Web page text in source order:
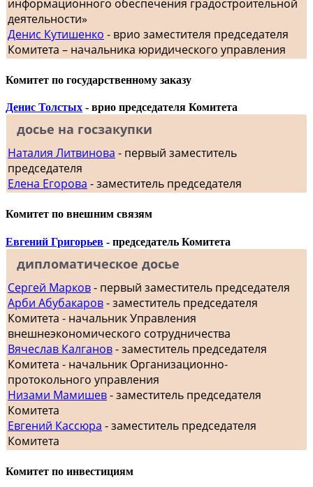
информационного обеспечения градостроительной
деятельности»
Денис Кутишенко - врио заместителя председателя
Комитета – начальника юридического управления
Комитет по государственному заказу
Денис Толстых - врио председателя Комитета
досье на госзакупки
Наталия Литвинова - первый заместитель
председателя
Елена Егорова - заместитель председателя
Комитет по внешним связям
Евгений Григорьев - председатель Комитета
дипломатическое досье
Сергей Марков- первый заместитель председателя
Арби Абубакаров- заместитель председателя
Комитета - начальник Управления
внешнеэкономического сотрудничества
Вячеслав Калганов- заместитель председателя
Комитета - начальник Организационно-
протокольного управления
Низами Мамишев- заместитель председателя
Комитета
Евгений Кассюра - заместитель председателя
Комитета
Комитет по инвестициям